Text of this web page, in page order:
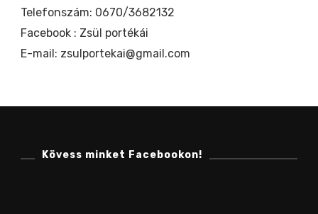
Telefonszám: 0670/3682132
Facebook : Zsül portékái
E-mail: zsulportekai@gmail.com
Kövess minket Facebookon!